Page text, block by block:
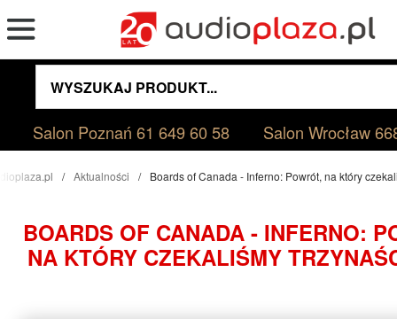
Salon Poznań61 649 60 58 Salon Wrocław
Aktualności Boards of Canada - Inferno: Powrót, na który
BOARDS OF CANADA - INFERNO:
NA KTÓRY CZEKALIŚMY